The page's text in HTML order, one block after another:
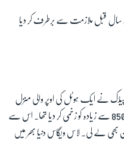
کئی سال قبل ملازمت سے برطرف کر دیا
ویگاس میں 64 سالہ سٹیون پیڈک نے ایک ہوٹل کی اوپر والی منزل
سے گولیاں چلا کر نیچے کھڑے 58 افراد کو ہلاک اور 850 سے زیادہ کو زخمی کر دیا تھا۔ اس سے
بھی لے لی۔ لاس ویگاس دنیا بھر میں